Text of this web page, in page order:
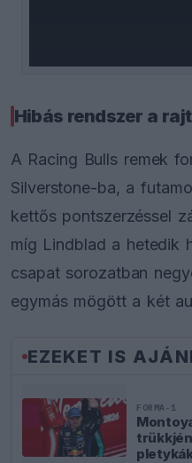
Hibás rendszer a
A Racing Bulls remek
Silverstone-ba, a
kettős pontszerzéssel
míg Lindblad a hetedik
csapat sorozatban
egymás mögött a két
EZEKET IS
FORMA-1